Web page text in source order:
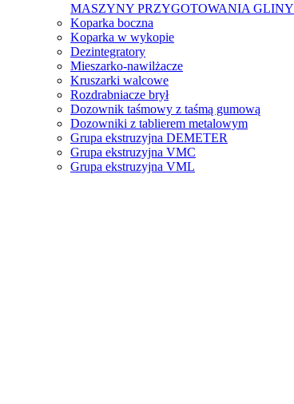
MASZYNY PRZYGOTOWANIA GLINY
Koparka boczna
Koparka w wykopie
Dezintegratory
Mieszarko-nawilżacze
Kruszarki walcowe
Rozdrabniacze brył
Dozownik taśmowy z taśmą gumową
Dozowniki z tablierem metalowym
Grupa ekstruzyjna DEMETER
Grupa ekstruzyjna VMC
Grupa ekstruzyjna VML